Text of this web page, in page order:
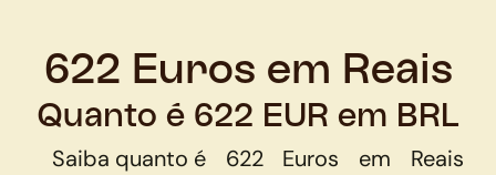
622 Euros em Reais
Quanto é 622 EUR em BRL
Saiba quanto é 622 Euros em
Reais